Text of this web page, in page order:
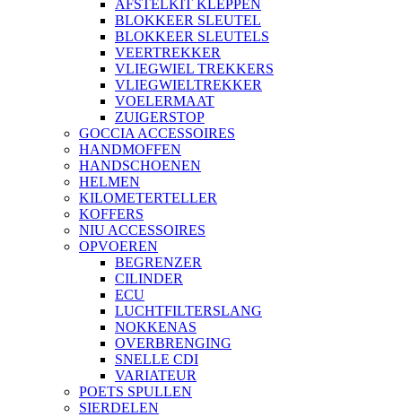
AFSTELKIT KLEPPEN
BLOKKEER SLEUTEL
BLOKKEER SLEUTELS
VEERTREKKER
VLIEGWIEL TREKKERS
VLIEGWIELTREKKER
VOELERMAAT
ZUIGERSTOP
GOCCIA ACCESSOIRES
HANDMOFFEN
HANDSCHOENEN
HELMEN
KILOMETERTELLER
KOFFERS
NIU ACCESSOIRES
OPVOEREN
BEGRENZER
CILINDER
ECU
LUCHTFILTERSLANG
NOKKENAS
OVERBRENGING
SNELLE CDI
VARIATEUR
POETS SPULLEN
SIERDELEN